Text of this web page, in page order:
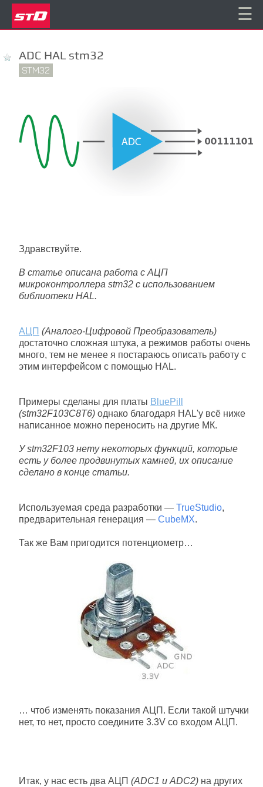
☰
ADC HAL stm32
STM32
Здравствуйте.
В статье описана работа с АЦП
микроконтроллера stm32 с использованием
библиотеки HAL.
АЦП (Аналого-Цифровой Преобразователь)
достаточно сложная штука, а режимов работы очень
много, тем не менее я постараюсь описать работу с
этим интерфейсом с помощью HAL.
Примеры сделаны для платы BluePill
(stm32F103C8T6) однако благодаря HAL'у всё ниже
написанное можно переносить на другие МК.
У stm32F103 нету некоторых функций, которые
есть у более продвинутых камней, их описание
сделано в конце статьи.
Используемая среда разработки — TrueStudio,
предварительная генерация — CubeMX.
Так же Вам пригодится потенциометр…
… чтоб изменять показания АЦП. Если такой штучки
нет, то нет, просто соедините 3.3V со входом АЦП.
Итак, у нас есть два АЦП (ADC1 и ADC2) на других